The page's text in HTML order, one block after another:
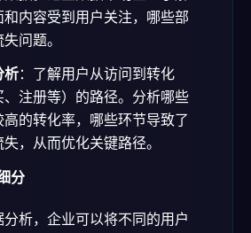
和内容受到用户关注，哪些部
问题。
析：了解用户从访问到转化
、注册等）的路径。分析哪些
高的转化率，哪些环节导致了
，从而优化关键路径。
分
分析，企业可以将不同的用户